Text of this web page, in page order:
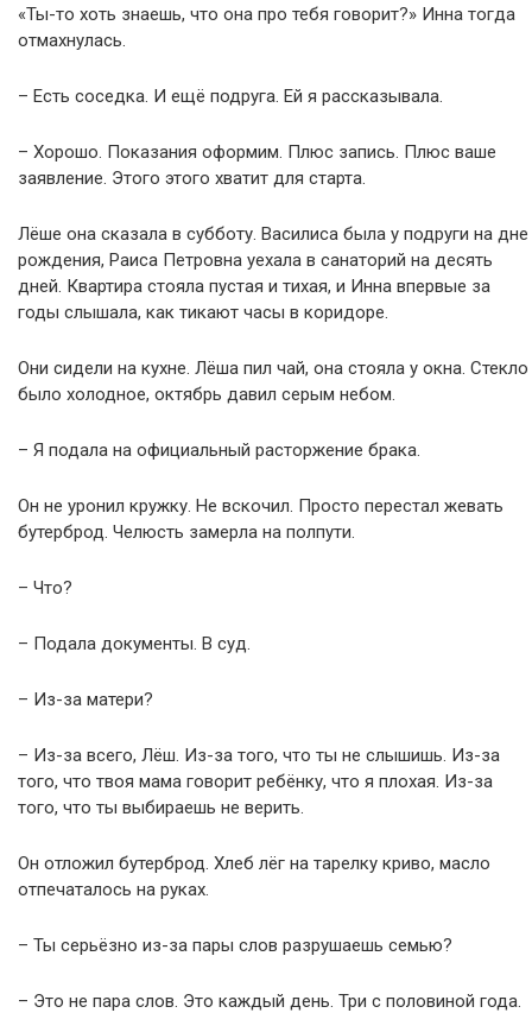
«Ты-то хоть знаешь, что она про тебя говорит?» Инна тогда
отмахнулась.
– Есть соседка. И ещё подруга. Ей я рассказывала.
– Хорошо. Показания оформим. Плюс запись. Плюс ваше
заявление. Этого этого хватит для старта.
Лёше она сказала в субботу. Василиса была у подруги на дне
рождения, Раиса Петровна уехала в санаторий на десять
дней. Квартира стояла пустая и тихая, и Инна впервые за
годы слышала, как тикают часы в коридоре.
Они сидели на кухне. Лёша пил чай, она стояла у окна. Стекло
было холодное, октябрь давил серым небом.
– Я подала на официальный расторжение брака.
Он не уронил кружку. Не вскочил. Просто перестал жевать
бутерброд. Челюсть замерла на полпути.
– Что?
– Подала документы. В суд.
– Из-за матери?
– Из-за всего, Лёш. Из-за того, что ты не слышишь. Из-за
того, что твоя мама говорит ребёнку, что я плохая. Из-за
того, что ты выбираешь не верить.
Он отложил бутерброд. Хлеб лёг на тарелку криво, масло
отпечаталось на руках.
– Ты серьёзно из-за пары слов разрушаешь семью?
– Это не пара слов. Это каждый день. Три с половиной года.